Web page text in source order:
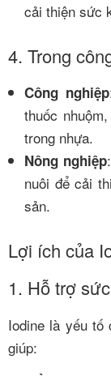
cải thiện sức
4. Trong
Công nghiệp
thuốc
trong nhựa.
Nông nghiệp
nuôi để cải
sản.
Lợi ích của
1. Hỗ trợ
Iodine là yếu tố
giúp: